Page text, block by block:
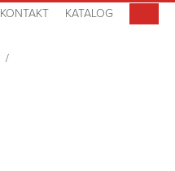
KONTAKT KATALOG